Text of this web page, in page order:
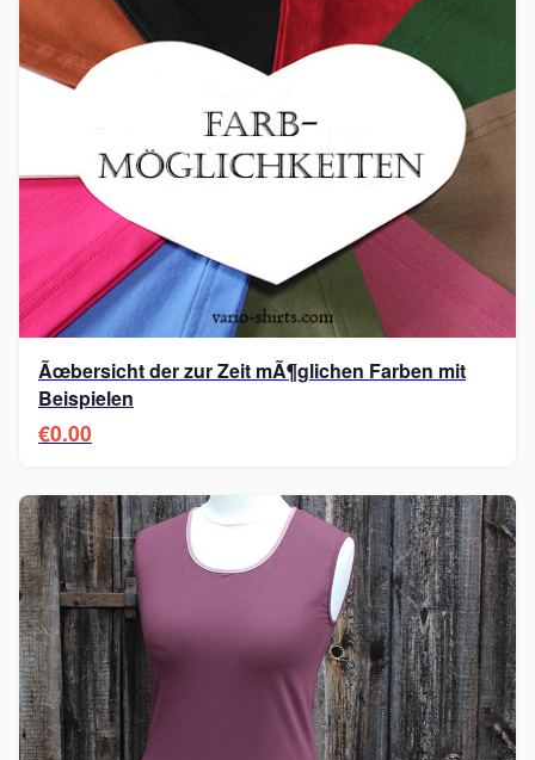
Ãœbersicht der zur Zeit mÃ¶glichen Farben mit
Beispielen
€0.00